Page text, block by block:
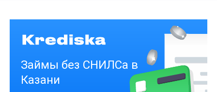
Сумма
до 21 дня
Получить